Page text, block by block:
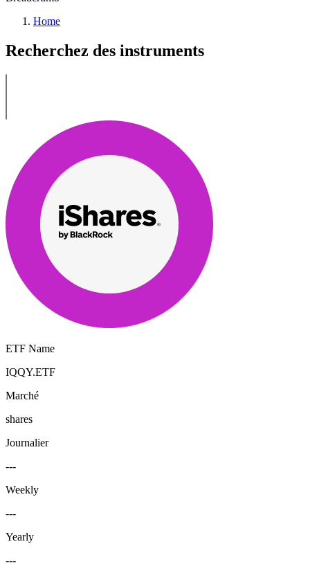
Home
Recherchez des instruments
ETF Name
IQQY.ETF
Marché
shares
Journalier
---
Weekly
---
Yearly
---